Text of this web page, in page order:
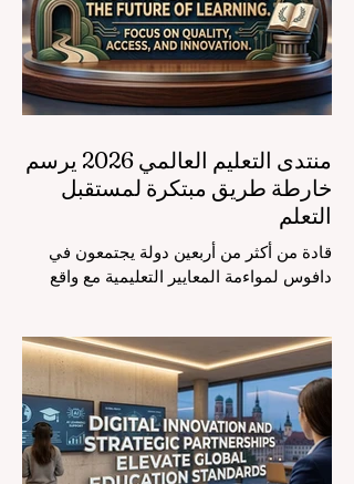
منتدى التعليم العالمي 2026 يرسم
خارطة طريق مبتكرة لمستقبل
التعلم
قادة من أكثر من أربعين دولة يجتمعون في
دافوس لمواءمة المعايير التعليمية مع واقع
مشهد #التعليم_العالمي تحولاً جذرياً وتاريخياً.
في الرابع من أغسطس 2026، توافد خبراء
دوليون وصناع قرار ومبتكرون في مجال
#تكنولوجيا_التعليم إلى مركز المؤتمرات في
دافوس لمناقشة التحديات والفرص الأكثر
إلحاحاً في قطاع التعلم. أثبت هذا الحدث